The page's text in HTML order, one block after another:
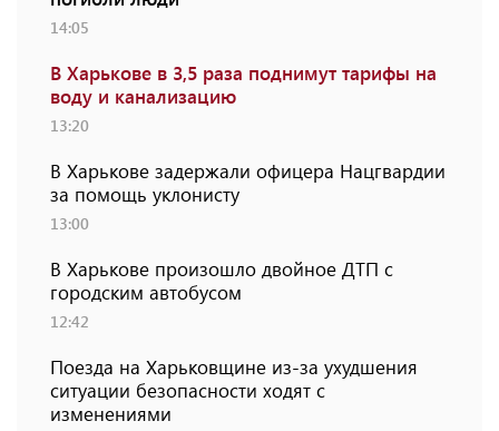
14:05
В Харькове в 3,5 раза поднимут тарифы на
воду и канализацию
13:20
В Харькове задержали офицера Нацгвардии
за помощь уклонисту
13:00
В Харькове произошло двойное ДТП с
городским автобусом
12:42
Поезда на Харьковщине из-за ухудшения
ситуации безопасности ходят с
изменениями